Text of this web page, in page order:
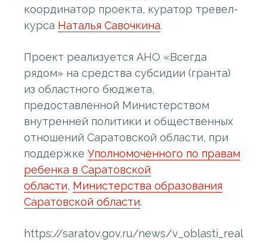
координатор проекта, куратор тревел-
курса Наталья Савочкина.
Проект реализуется АНО «Всегда
рядом» на средства субсидии (гранта)
из областного бюджета,
предоставленной Министерством
внутренней политики и общественных
отношений Саратовской области, при
поддержке Уполномоченного по правам
ребенка в Саратовской
области, Министерства образования
Саратовской области.
https://saratov.gov.ru/news/v_oblasti_real